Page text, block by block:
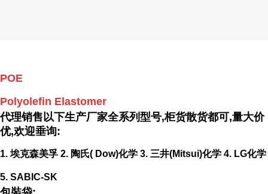
POE
Polyolefin Elastomer
代理销售以下生产厂家全系列型号,柜货散货都可,量大价
优,欢迎垂询:
1. 埃克森美孚 2. 陶氏( Dow)化学 3. 三井(Mitsui)化学 4. LG化学
5. SABIC-SK